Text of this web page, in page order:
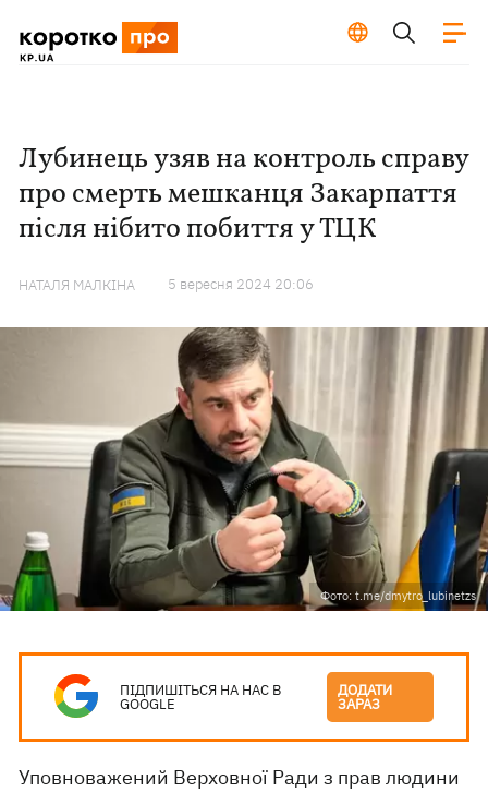
Лубинець узяв на контроль справу
про смерть мешканця Закарпаття
після нібито побиття у ТЦК
НАТАЛЯ МАЛКІНА 5 вересня 2024 20:06
Фото: t.me/dmytro_lubinetzs
ПІДПИШІТЬСЯ НА НАС В
GOOGLE
ДОДАТИ
ЗАРАЗ
Уповноважений Верховної Ради з прав людини